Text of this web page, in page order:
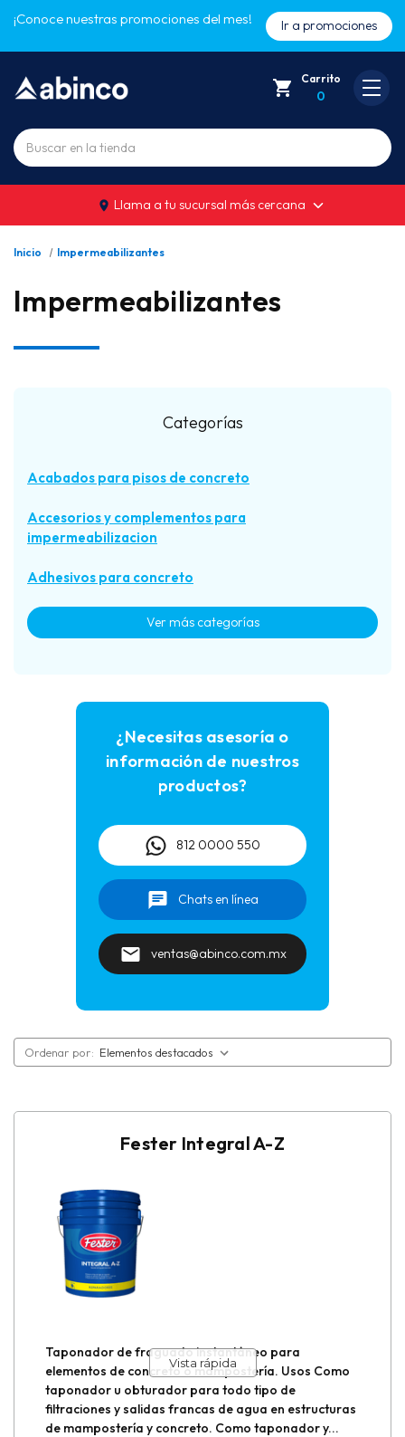
¡Conoce nuestras promociones del mes! Ir a promociones
Buscar
Carrito
0
Llama a tu sucursal más cercana
Inicio Impermeabilizantes
Impermeabilizantes
Categorías
Acabados para pisos de concreto
Accesorios y complementos para
impermeabilizacion
Adhesivos para concreto
Aditivos para concreto
Asentar acero de refuerzo (Silletas)
Autonivelantes
Charolas de Baño
Curadores para concreto
Formadores para juntas de aislamiento
Formadores para juntas de construcción
Grouteo de bases y equipos
Impermeabilizantes
Ver más categorías
¿Necesitas asesoría o
información de nuestros
productos?
812 0000 550
Chats en línea
ventas@abinco.com.mx
Ordenar por:
Fester Integral A-Z
Vista rápida
Taponador de fraguado instantáneo para
elementos de concreto o mampostería. Usos Como
taponador u obturador para todo tipo de
filtraciones y salidas francas de agua en estructuras
de mampostería y concreto. Como taponador y...